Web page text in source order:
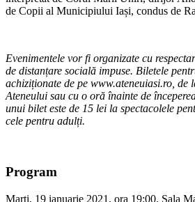
de Copii al Municipiului Iași, condus de
Evenimentele vor fi organizate cu
de distanțare socială impuse. Biletele
achiziționate de pe www.ateneuiasi.ro, de
Ateneului sau cu o oră înainte de
unui bilet este de 15 lei la spectacolele
cele pentru adulți.
Program
Marți, 19 ianuarie 2021, ora 19:00, Sala